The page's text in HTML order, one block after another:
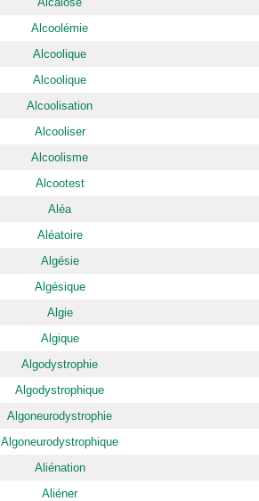
Alcoolémie
Alcoolique
Alcoolique
Alcoolisation
Alcooliser
Alcoolisme
Alcootest
Aléa
Aléatoire
Algésie
Algésique
Algie
Algique
Algodystrophie
Algodystrophique
Algoneurodystrophie
Algoneurodystrophique
Aliénation
Aliéner